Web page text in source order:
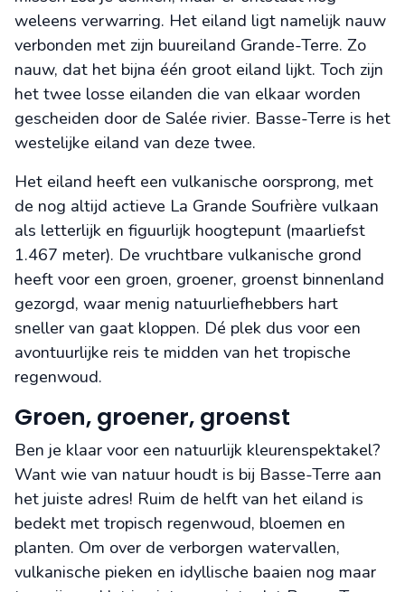
weleens verwarring. Het eiland ligt namelijk nauw
verbonden met zijn buureiland Grande-Terre. Zo
nauw, dat het bijna één groot eiland lijkt. Toch zijn
het twee losse eilanden die van elkaar worden
gescheiden door de Salée rivier. Basse-Terre is het
westelijke eiland van deze twee.
Het eiland heeft een vulkanische oorsprong, met
de nog altijd actieve La Grande Soufrière vulkaan
als letterlijk en figuurlijk hoogtepunt (maarliefst
1.467 meter). De vruchtbare vulkanische grond
heeft voor een groen, groener, groenst binnenland
gezorgd, waar menig natuurliefhebbers hart
sneller van gaat kloppen. Dé plek dus voor een
avontuurlijke reis te midden van het tropische
regenwoud.
Groen, groener, groenst
Ben je klaar voor een natuurlijk kleurenspektakel?
Want wie van natuur houdt is bij Basse-Terre aan
het juiste adres! Ruim de helft van het eiland is
bedekt met tropisch regenwoud, bloemen en
planten. Om over de verborgen watervallen,
vulkanische pieken en idyllische baaien nog maar